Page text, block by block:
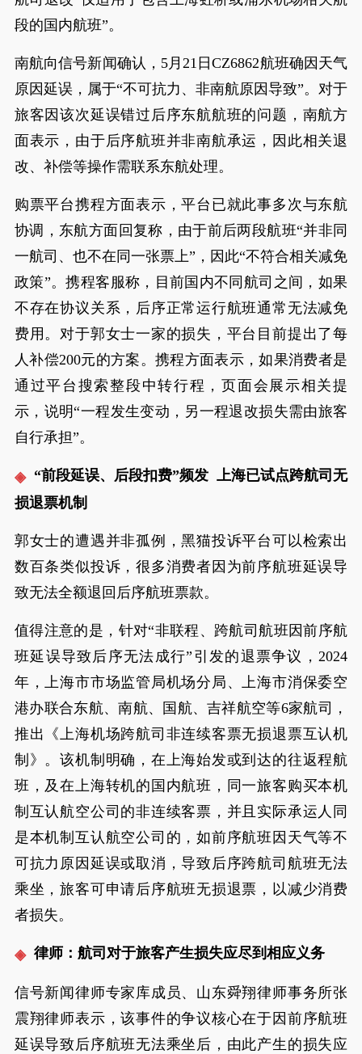
段的国内航班”。
南航向信号新闻确认，5月21日CZ6862航班确因天气
原因延误，属于“不可抗力、非南航原因导致”。对于
旅客因该次延误错过后序东航航班的问题，南航方
面表示，由于后序航班并非南航承运，因此相关退
改、补偿等操作需联系东航处理。
购票平台携程方面表示，平台已就此事多次与东航
协调，东航方面回复称，由于前后两段航班“并非同
一航司、也不在同一张票上”，因此“不符合相关减免
政策”。携程客服称，目前国内不同航司之间，如果
不存在协议关系，后序正常运行航班通常无法减免
费用。对于郭女士一家的损失，平台目前提出了每
人补偿200元的方案。携程方面表示，如果消费者是
通过平台搜索整段中转行程，页面会展示相关提
示，说明“一程发生变动，另一程退改损失需由旅客
自行承担”。
“前段延误、后段扣费”频发 上海已试点跨航司无
损退票机制
郭女士的遭遇并非孤例，黑猫投诉平台可以检索出
数百条类似投诉，很多消费者因为前序航班延误导
致无法全额退回后序航班票款。
值得注意的是，针对“非联程、跨航司航班因前序航
班延误导致后序无法成行”引发的退票争议，2024
年，上海市市场监管局机场分局、上海市消保委空
港办联合东航、南航、国航、吉祥航空等6家航司，
推出《上海机场跨航司非连续客票无损退票互认机
制》。该机制明确，在上海始发或到达的往返程航
班，及在上海转机的国内航班，同一旅客购买本机
制互认航空公司的非连续客票，并且实际承运人同
是本机制互认航空公司的，如前序航班因天气等不
可抗力原因延误或取消，导致后序跨航司航班无法
乘坐，旅客可申请后序航班无损退票，以减少消费
者损失。
律师：航司对于旅客产生损失应尽到相应义务
信号新闻律师专家库成员、山东舜翔律师事务所张
震翔律师表示，该事件的争议核心在于因前序航班
延误导致后序航班无法乘坐后，由此产生的损失应